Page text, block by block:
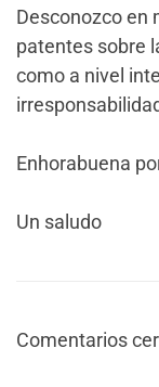
Desconozco en
patentes sobre
como a nivel
Enhorabuena
Un saludo
Comentarios